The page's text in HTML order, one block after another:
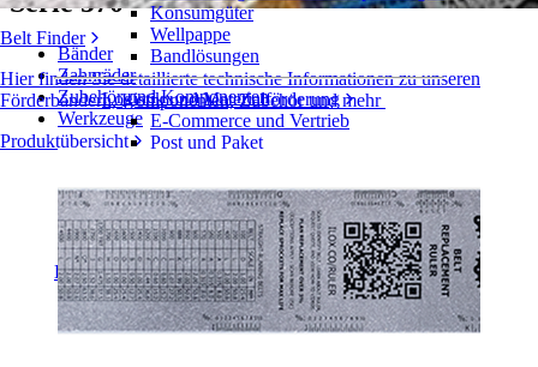
Belt Finder
Hier finden Sie detaillierte technische Informationen zu unseren
Förderbändern, Komponenten, Zubehör und mehr
Produktübersicht
Konsumgüter
Wellpappe
Bandlösungen
Logistik und Materialförderung
E-Commerce und Vertrieb
Post und Paket
Reifen
Automobilindustrie
EV-Batterien
Industrieproduktion
Branchenübersicht
Bänder
Zahnräder
Zubehör und Komponenten
Werkzeuge